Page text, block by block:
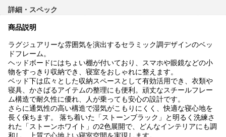
詳細・スペック
商品説明
ラグジュアリーな雰囲気を演出するセラミック調デザインのベッ
ドフレーム。
ヘッドボードにはちょい棚が付いており、スマホや眼鏡などの小
物をすっきり収納でき、寝室をおしゃれに整えます。
ベッド下は広々とした収納スペースとして有効活用でき、衣類や
寝具、かさばるアイテムの整理にも便利。頑丈なスチールフレー
ム構造で耐久性に優れ、人が乗っても安心の設計です。
さらに通気性の高い構造で湿気がこもりにくく、快適な寝心地を
長く保ちます。 落ち着いた「ストーンブラック」と明るく洗練さ
れた「ストーンホワイト」の2色展開で、どんなインテリアにも調